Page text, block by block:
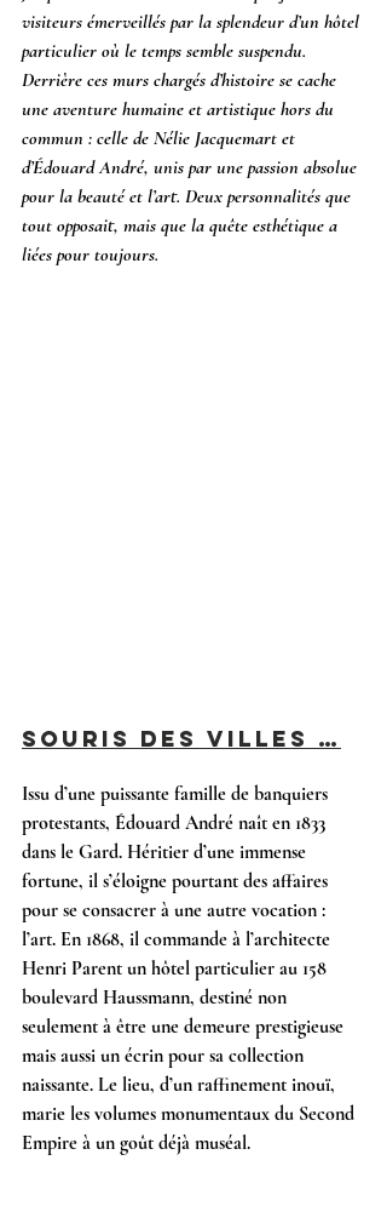
visiteurs émerveillés par la splendeur d’un hôtel
particulier où le temps semble suspendu.
Derrière ces murs chargés d’histoire se cache
une aventure humaine et artistique hors du
commun : celle de Nélie Jacquemart et
d’Édouard André, unis par une passion absolue
pour la beauté et l’art. Deux personnalités que
tout opposait, mais que la quête esthétique a
liées pour toujours.
Souris des villes …
Issu d’une puissante famille de banquiers
protestants, Édouard André naît en 1833
dans le Gard. Héritier d’une immense
fortune, il s’éloigne pourtant des affaires
pour se consacrer à une autre vocation :
l’art. En 1868, il commande à l’architecte
Henri Parent un hôtel particulier au 158
boulevard Haussmann, destiné non
seulement à être une demeure prestigieuse
mais aussi un écrin pour sa collection
naissante. Le lieu, d’un raffinement inouï,
marie les volumes monumentaux du Second
Empire à un goût déjà muséal.